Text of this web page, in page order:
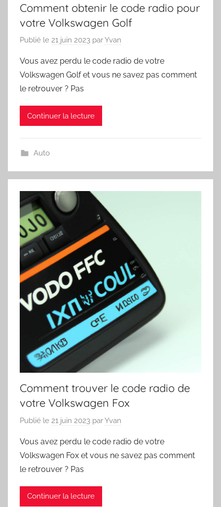
Comment obtenir le code radio pour
votre Volkswagen Golf
Publié le 21 juin 2023 parYvan
Vous avez perdu le code radio de votre
Volkswagen Golf et vous ne savez pas comment
le retrouver ? Pas
Continuer la lecture
Auto
Comment trouver le code radio de
votre Volkswagen Fox
Publié le 21 juin 2023 parYvan
Vous avez perdu le code radio de votre
Volkswagen Fox et vous ne savez pas comment
le retrouver ? Pas
Continuer la lecture